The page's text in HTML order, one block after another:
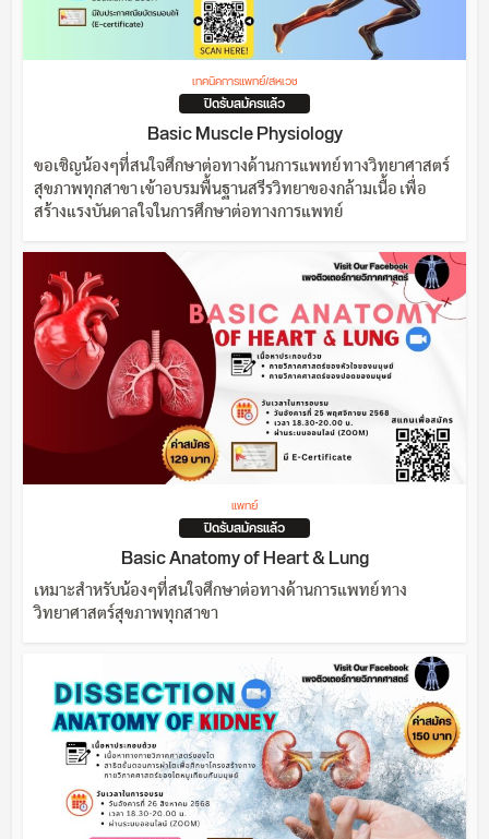
เทคนิคการแพทย์/สหเวช
ปิดรับสมัครแล้ว
Basic Muscle Physiology
ขอเชิญน้องๆที่สนใจศึกษาต่อทางด้านการแพทย์ ทางวิทยาศาสตร์
สุขภาพทุกสาขา เข้าอบรมพื้นฐานสรีรวิทยาของกล้ามเนื้อ เพื่อ
สร้างแรงบันดาลใจในการศึกษาต่อทางการแพทย์
แพทย์
ปิดรับสมัครแล้ว
Basic Anatomy of Heart & Lung
เหมาะสำหรับน้องๆที่สนใจศึกษาต่อทางด้านการแพทย์ ทาง
วิทยาศาสตร์สุขภาพทุกสาขา